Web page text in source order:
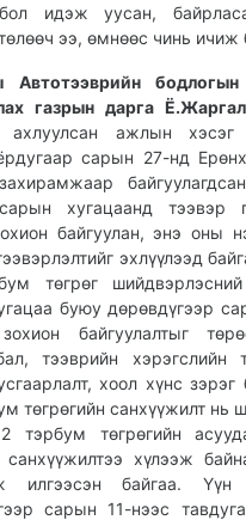
идэж уусан,
ээ, өмнөөс чинь ичиж
Автотээврийн бодлогын
газрын дарга
ахлуулсан ажлын хэсэг
сарын 27-нд
хугацаанд тээвэр
байгуулан, энэ оны
эхлүүлээд
төгрөг
буюу дөрөвдүгээр
байгуулалтыг
тээврийн хэрэгслийн
хоол хүнс зэрэг
төгрөгийн санхүүжилт нь
тэрбум төгрөгийн
санхүүжилтээ хүлээж
илгээсэн байгаа.
сарын 11-нээс